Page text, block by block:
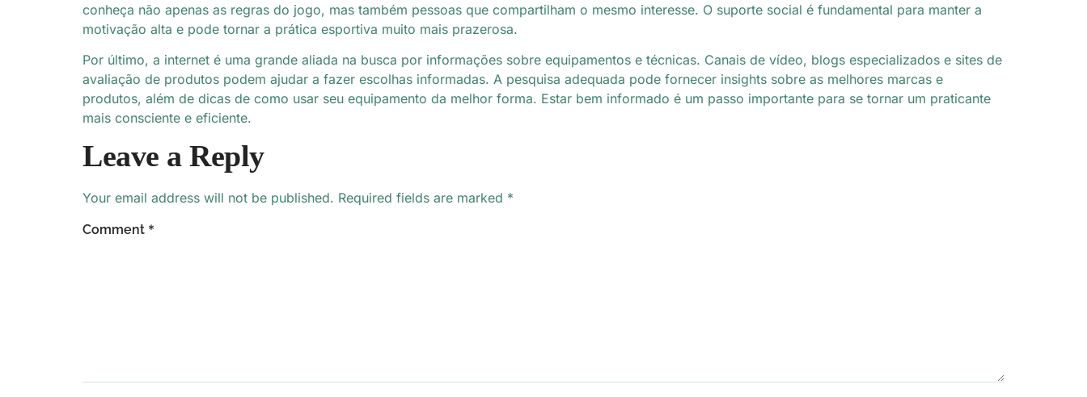
conheça não apenas as regras do jogo, mas também pessoas que compartilham o mesmo interesse. O suporte social é fundamental para manter a
motivação alta e pode tornar a prática esportiva muito mais prazerosa.
Por último, a internet é uma grande aliada na busca por informações sobre equipamentos e técnicas. Canais de vídeo, blogs especializados e sites de
avaliação de produtos podem ajudar a fazer escolhas informadas. A pesquisa adequada pode fornecer insights sobre as melhores marcas e
produtos, além de dicas de como usar seu equipamento da melhor forma. Estar bem informado é um passo importante para se tornar um praticante
mais consciente e eficiente.
Leave a Reply
Your email address will not be published. Required fields are marked *
Comment *